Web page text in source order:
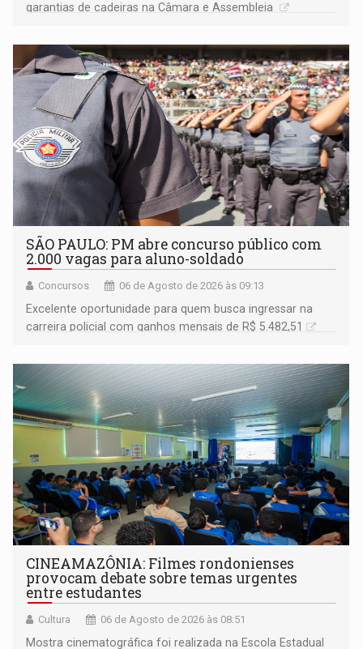
garantias de cadeiras na Câmara e Assembleia
SÃO PAULO: PM abre concurso público com
2.000 vagas para aluno-soldado
Concursos 06 de Agosto de 2026 às 09:13
Excelente oportunidade para quem busca ingressar na
carreira policial com ganhos mensais de R$ 5.482,51
CINEAMAZÔNIA: Filmes rondonienses
provocam debate sobre temas urgentes
entre estudantes
Cultura 06 de Agosto de 2026 às 08:51
Mostra cinematográfica foi realizada na Escola Estadual